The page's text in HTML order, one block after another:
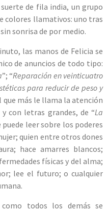
de fila india, un grupo
colores llamativos: uno tras
sonrisa de por medio.
las manos de Felicia se
de anuncios de todo tipo:
”; “Reparación en veinticuatro
para reducir de peso y
que más le llama la atención
con letras grandes, de “La
puede leer sobre los poderes
quien entre otros dones
hace amarres blancos;
físicas y del alma;
lee el futuro; o cualquier
todos los demás se